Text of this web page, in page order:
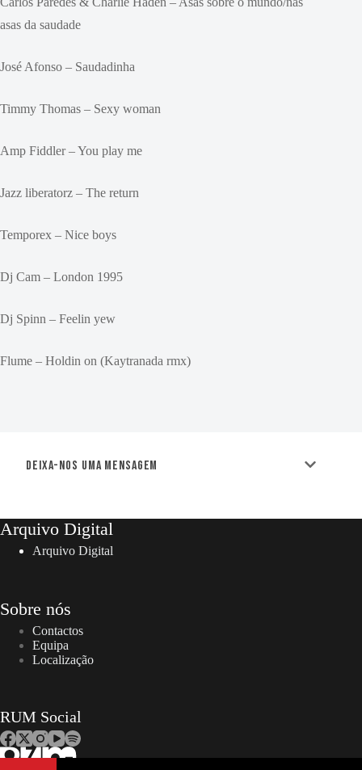
asas da saudade
José Afonso – Saudadinha
Timmy Thomas – Sexy woman
Amp Fiddler – You play me
Jazz liberatorz – The return
Temporex – Nice boys
Dj Cam – London 1995
Dj Spinn – Feelin yew
Flume – Holdin on (Kaytranada rmx)
Deixa-nos uma mensagem
Arquivo Digital
Arquivo Digital
Sobre nós
Contactos
Equipa
Localização
RUM Social